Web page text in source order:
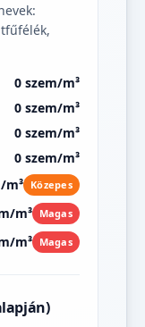
0 szem/m³
0 szem/m³
0 szem/m³
0 szem/m³
m³ Közepes
m³ Magas
m³ Magas